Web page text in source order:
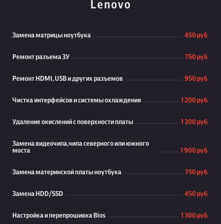
Lenovo
Замена матрицы ноутбука 450 руб.
Ремонт разъема ЗУ 750 руб.
Ремонт HDMI, USB и других разъемов 950 руб.
Чистка интерфейсов и системы охлаждения 1 200 руб.
Удаление окислений с поверхности платы 1 300 руб.
Замена видеочипа,чипа северного или южного
моста
1 900 руб.
Замена материнской платы ноутбука 750 руб.
Замена HDD/SSD 450 руб.
Настройка и перепрошивка Bios 1 300 руб.